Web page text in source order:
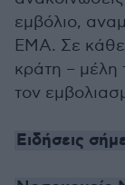
εμβόλιο,
ΕΜΑ. Σε κάθε
κράτη – μέλη
τον
Ειδήσεις